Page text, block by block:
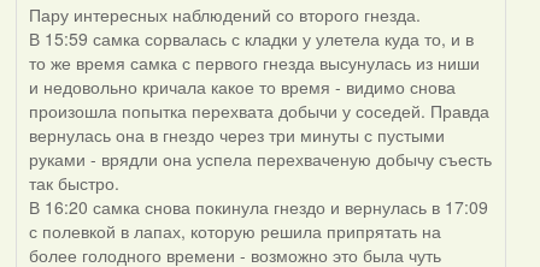
Пару интересных наблюдений со второго гнезда.
В 15:59 самка сорвалась с кладки у улетела куда то, и в
то же время самка с первого гнезда высунулась из ниши
и недовольно кричала какое то время - видимо снова
произошла попытка перехвата добычи у соседей. Правда
вернулась она в гнездо через три минуты с пустыми
руками - врядли она успела перехваченую добычу съесть
так быстро.
В 16:20 самка снова покинула гнездо и вернулась в 17:09
с полевкой в лапах, которую решила припрятать на
более голодного времени - возможно это была чуть